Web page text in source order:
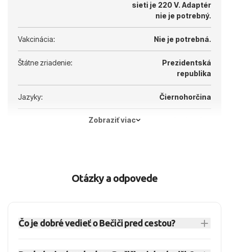
sieti je 220 V. Adaptér
nie je potrebný.
Vakcinácia: Nie je potrebná.
Štátne zriadenie:
Prezidentská
republika
Jazyky: Čiernohorčina
Zobraziť viac
Otázky a odpovede
Čo je dobré vedieť o Bečiči pred cestou?